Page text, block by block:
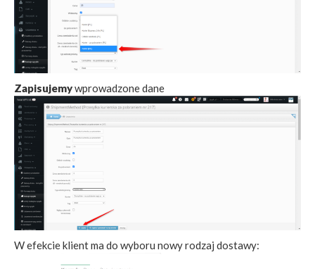
Zapisujemywprowadzone dane
W efekcie klient ma do wyboru nowy rodzaj dostawy: